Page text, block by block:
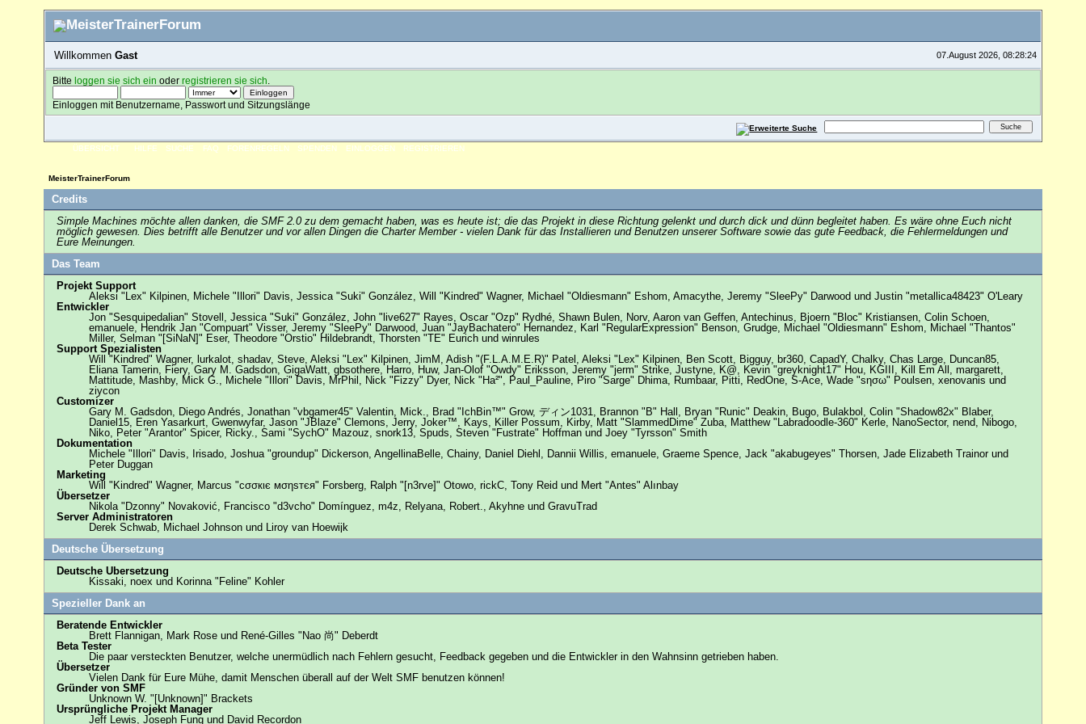
07.August 2026, 08:28:24
WillkommenGast
Bitte loggen sie sich ein oder registrieren sie sich
Einloggen mit Benutzername, Passwort und Sitzungslänge
ÜBERSICHT HILFE SUCHE FAQ FORENREGELN SPENDEN EINLOGGEN REGISTRIEREN
MeisterTrainerForum
Credits
Simple Machines möchte allen danken, die SMF 2.0 zu dem gemacht haben, was es heute ist; die das Projekt in diese Richtung gelenkt und durch dick und dünn begleitet haben. Es wäre ohne Euch nicht
möglich gewesen. Dies betrifft alle Benutzer und vor allen Dingen die Charter Member - vielen Dank für das Installieren und Benutzen unserer Software sowie das gute Feedback, die Fehlermeldungen und
Eure Meinungen.
Das Team
Projekt Support
Aleksi "Lex" Kilpinen, Michele "Illori" Davis, Jessica "Suki" González, Will "Kindred" Wagner, Michael "Oldiesmann" Eshom, Amacythe, Jeremy "SleePy" Darwood und Justin "metallica48423" O'Leary
Entwickler
Jon "Sesquipedalian" Stovell, Jessica "Suki" González, John "live627" Rayes, Oscar "Ozp" Rydhé, Shawn Bulen, Norv, Aaron van Geffen, Antechinus, Bjoern "Bloc" Kristiansen, Colin Schoen,
emanuele, Hendrik Jan "Compuart" Visser, Jeremy "SleePy" Darwood, Juan "JayBachatero" Hernandez, Karl "RegularExpression" Benson, Grudge, Michael "Oldiesmann" Eshom, Michael "Thantos"
Miller, Selman "[SiNaN]" Eser, Theodore "Orstio" Hildebrandt, Thorsten "TE" Eurich und winrules
Support Spezialisten
Will "Kindred" Wagner, lurkalot, shadav, Steve, Aleksi "Lex" Kilpinen, JimM, Adish "(F.L.A.M.E.R)" Patel, Aleksi "Lex" Kilpinen, Ben Scott, Bigguy, br360, CapadY, Chalky, Chas Large, Duncan85,
Eliana Tamerin, Fiery, Gary M. Gadsdon, GigaWatt, gbsothere, Harro, Huw, Jan-Olof "Owdy" Eriksson, Jeremy "jerm" Strike, Justyne, K@, Kevin "greyknight17" Hou, KGIII, Kill Em All, margarett,
Mattitude, Mashby, Mick G., Michele "Illori" Davis, MrPhil, Nick "Fizzy" Dyer, Nick "Ha²", Paul_Pauline, Piro "Sarge" Dhima, Rumbaar, Pitti, RedOne, S-Ace, Wade "sησω" Poulsen, xenovanis und
ziycon
Customizer
Gary M. Gadsdon, Diego Andrés, Jonathan "vbgamer45" Valentin, Mick., Brad "IchBin™" Grow, ディン1031, Brannon "B" Hall, Bryan "Runic" Deakin, Bugo, Bulakbol, Colin "Shadow82x" Blaber,
Daniel15, Eren Yasarkurt, Gwenwyfar, Jason "JBlaze" Clemons, Jerry, Joker™, Kays, Killer Possum, Kirby, Matt "SlammedDime" Zuba, Matthew "Labradoodle-360" Kerle, NanoSector, nend, Nibogo,
Niko, Peter "Arantor" Spicer, Ricky., Sami "SychO" Mazouz, snork13, Spuds, Steven "Fustrate" Hoffman und Joey "Tyrsson" Smith
Dokumentation
Michele "Illori" Davis, Irisado, Joshua "groundup" Dickerson, AngellinaBelle, Chainy, Daniel Diehl, Dannii Willis, emanuele, Graeme Spence, Jack "akabugeyes" Thorsen, Jade Elizabeth Trainor und
Peter Duggan
Marketing
Will "Kindred" Wagner, Marcus "cσσкιє мσηѕтєя" Forsberg, Ralph "[n3rve]" Otowo, rickC, Tony Reid und Mert "Antes" Alınbay
Übersetzer
Nikola "Dzonny" Novaković, Francisco "d3vcho" Domínguez, m4z, Relyana, Robert., Akyhne und GravuTrad
Server Administratoren
Derek Schwab, Michael Johnson und Liroy van Hoewijk
Deutsche Übersetzung
Deutsche Übersetzung
Kissaki, noex und Korinna "Feline" Kohler
Spezieller Dank an
Beratende Entwickler
Brett Flannigan, Mark Rose und René-Gilles "Nao 尚" Deberdt
Beta Tester
Die paar versteckten Benutzer, welche unermüdlich nach Fehlern gesucht, Feedback gegeben und die Entwickler in den Wahnsinn getrieben haben.
Übersetzer
Vielen Dank für Eure Mühe, damit Menschen überall auf der Welt SMF benutzen können!
Gründer von SMF
Unknown W. "[Unknown]" Brackets
Ursprüngliche Projekt Manager
Jeff Lewis, Joseph Fung und David Recordon